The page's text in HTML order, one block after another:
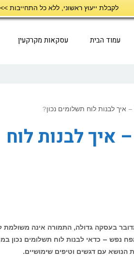
לקבלת ייעוץ ראשוני, ללא כל התחייבות
עמוד הבית עסקאות מקרקעין
– איך לבנות לוח תשלומים נכון?
איך לבנות לוח
מדובר בעסקה גדולה, התמורה אינה
נפש – כדאי לבנות לוח תשלומים נכון
עם דגשים וטיפים שימושיים.